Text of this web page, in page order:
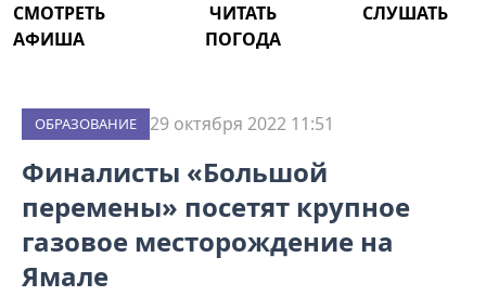
СМОТРЕТЬ ЧИТАТЬ
СЛУШАТЬ
АФИША
ПОГОДА
ОБРАЗОВАНИЕ 29 октября 2022 11:51
Финалисты «Большой
перемены» посетят крупное
газовое месторождение на
Ямале